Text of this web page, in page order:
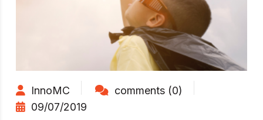
InnoMC
comments (0)
09/07/2019